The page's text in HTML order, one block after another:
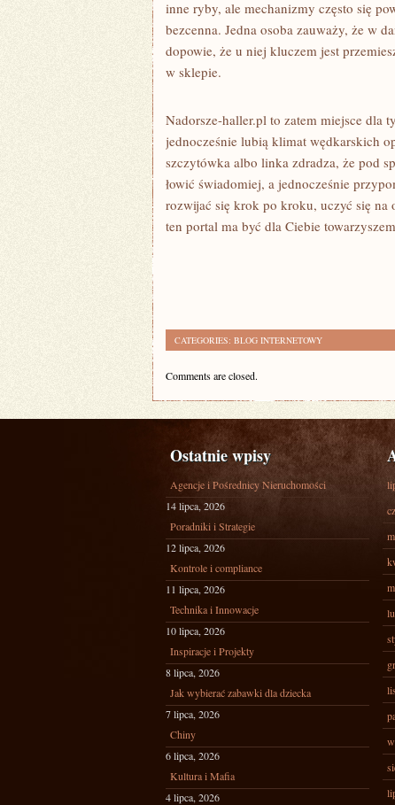
inne ryby, ale mechanizmy często się
bezcenna. Jedna osoba zauważy, że w
dopowie, że u niej kluczem jest
w sklepie.
Nadorsze-haller.pl to zatem miejsce dla
jednocześnie lubią klimat wędkarskich
szczytówka albo linka zdradza, że pod
łowić świadomiej, a jednocześnie
rozwijać się krok po kroku, uczyć się na
ten portal ma być dla Ciebie
CATEGORIES: BLOG INTERNETOWY
Comments are closed.
Ostatnie wpisy
Agencje i Pośrednicy Nieruchomości
14 lipca, 2026
Poradniki i Strategie
12 lipca, 2026
Kontrole i compliance
11 lipca, 2026
Technika i Innowacje
10 lipca, 2026
Inspiracje i Projekty
8 lipca, 2026
Jak wybierać zabawki dla dziecka
7 lipca, 2026
Chiny
6 lipca, 2026
Kultura i Mafia
4 lipca, 2026